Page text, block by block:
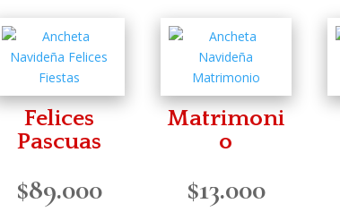
Felices
Pascuas
$89.000
Matrimoni
o
$13.000